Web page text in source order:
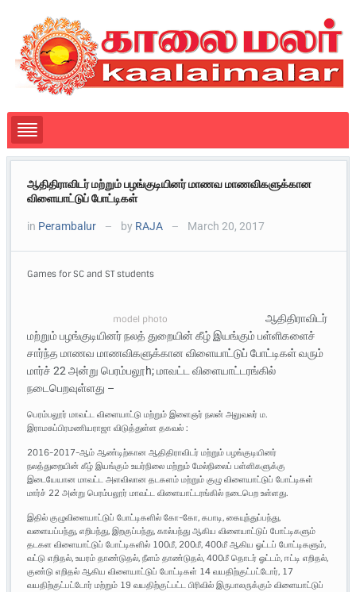
ஆதிதிராவிடர் மற்றும் பழங்குடியினர் மாணவ மாணவிகளுக்கான
விளையாட்டுப் போட்டிகள்
in Perambalur — by RAJA — March 20, 2017
Games for SC and ST students
model photo
ஆதிதிராவிடர்
மற்றும் பழங்குடியினர் நலத் துறையின் கீழ் இயங்கும் பள்ளிகளைச்
சார்ந்த மாணவ மாணவிகளுக்கான விளையாட்டுப் போட்டிகள் வரும்
மார்ச் 22 அன்று பெரம்பலூh; மாவட்ட விளையாட்டரங்கில்
நடைபெறவுள்ளது –
பெரம்பலூர் மாவட்ட விளையாட்டு மற்றும் இளைஞர் நலன் அலுவலர் ம.
இராமசுப்பிரமணியராஜா விடுத்துள்ள தகவல் :
2016-2017-ஆம் ஆண்டிற்கான ஆதிதிராவிடர் மற்றும் பழங்குடியினர்
நலத்துறையின் கீழ் இயங்கும் உயர்நிலை மற்றும் மேல்நிலைப் பள்ளிகளுக்கு
இடையேயான மாவட்ட அளவிலான தடகளம் மற்றும் குழு விளையாட்டுப் போட்டிகள்
மார்ச் 22 அன்று பெரம்பலூர் மாவட்ட விளையாட்டரங்கில் நடைபெற உள்ளது.
இதில் குழுவிளையாட்டுப் போட்டிகளில் கோ-கோ, கபாடி, கையுந்துப்பந்து,
வளையப்பந்து, எறிபந்து, இறகுப்பந்து, கால்பந்து ஆகிய விளையாட்டுப் போட்டிகளும்
தடகள விளையாட்டுப் போட்டிகளில் 100மீ, 200மீ, 400மீ ஆகிய ஓட்டப் போட்டிகளும்,
வட்டு எறிதல், உயரம் தாண்டுதல், நீளம் தாண்டுதல், 400மீ தொடர் ஓட்டம், ஈட்டி எறிதல்,
குண்டு எறிதல் ஆகிய விளையாட்டுப் போட்டிகள் 14 வயதிற்குட்பட்டோர், 17
வயதிற்குட்பட்டோர் மற்றும் 19 வயதிற்குட்பட்ட பிரிவில் இருபாலருக்கும் விளையாட்டுப்